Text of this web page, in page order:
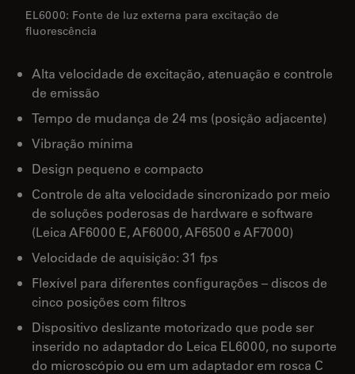
EL6000: Fonte de luz externa para excitação de
fluorescência
Alta velocidade de excitação, atenuação e controle
de emissão
Tempo de mudança de 24 ms (posição adjacente)
Vibração mínima
Design pequeno e compacto
Controle de alta velocidade sincronizado por meio
de soluções poderosas de hardware e software
(Leica AF6000 E, AF6000, AF6500 e AF7000)
Velocidade de aquisição: 31 fps
Flexível para diferentes configurações – discos de
cinco posições com filtros
Dispositivo deslizante motorizado que pode ser
inserido no adaptador do Leica EL6000, no suporte
do microscópio ou em um adaptador em rosca C